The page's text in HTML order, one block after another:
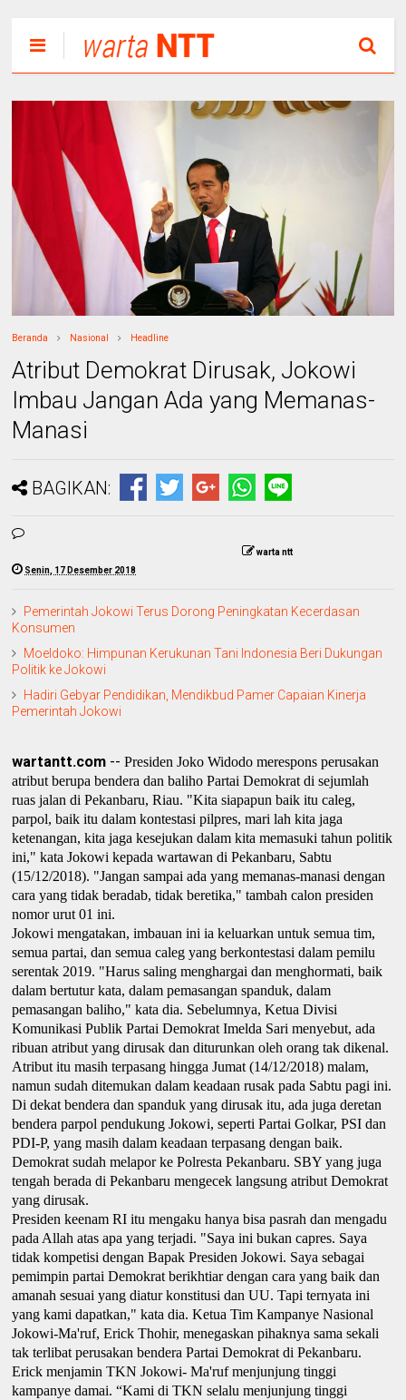
Beranda Nasional Headline
Atribut Demokrat Dirusak, Jokowi
Imbau Jangan Ada yang Memanas-
Manasi
BAGIKAN:
warta ntt
Senin, 17 Desember 2018
Pemerintah Jokowi Terus Dorong Peningkatan Kecerdasan
Konsumen
Moeldoko: Himpunan Kerukunan Tani Indonesia Beri Dukungan
Politik ke Jokowi
Hadiri Gebyar Pendidikan, Mendikbud Pamer Capaian Kinerja
Pemerintah Jokowi
wartantt.com -- Presiden Joko Widodo merespons perusakan
atribut berupa bendera dan baliho Partai Demokrat di sejumlah
ruas jalan di Pekanbaru, Riau. "Kita siapapun baik itu caleg,
parpol, baik itu dalam kontestasi pilpres, mari lah kita jaga
ketenangan, kita jaga kesejukan dalam kita memasuki tahun politik
ini," kata Jokowi kepada wartawan di Pekanbaru, Sabtu
(15/12/2018). "Jangan sampai ada yang memanas-manasi dengan
cara yang tidak beradab, tidak beretika," tambah calon presiden
nomor urut 01 ini.
Jokowi mengatakan, imbauan ini ia keluarkan untuk semua tim,
semua partai, dan semua caleg yang berkontestasi dalam pemilu
serentak 2019. "Harus saling menghargai dan menghormati, baik
dalam bertutur kata, dalam pemasangan spanduk, dalam
pemasangan baliho," kata dia. Sebelumnya, Ketua Divisi
Komunikasi Publik Partai Demokrat Imelda Sari menyebut, ada
ribuan atribut yang dirusak dan diturunkan oleh orang tak dikenal.
Atribut itu masih terpasang hingga Jumat (14/12/2018) malam,
namun sudah ditemukan dalam keadaan rusak pada Sabtu pagi ini.
Di dekat bendera dan spanduk yang dirusak itu, ada juga deretan
bendera parpol pendukung Jokowi, seperti Partai Golkar, PSI dan
PDI-P, yang masih dalam keadaan terpasang dengan baik.
Demokrat sudah melapor ke Polresta Pekanbaru. SBY yang juga
tengah berada di Pekanbaru mengecek langsung atribut Demokrat
yang dirusak.
Presiden keenam RI itu mengaku hanya bisa pasrah dan mengadu
pada Allah atas apa yang terjadi. "Saya ini bukan capres. Saya
tidak kompetisi dengan Bapak Presiden Jokowi. Saya sebagai
pemimpin partai Demokrat berikhtiar dengan cara yang baik dan
amanah sesuai yang diatur konstitusi dan UU. Tapi ternyata ini
yang kami dapatkan," kata dia. Ketua Tim Kampanye Nasional
Jokowi-Ma'ruf, Erick Thohir, menegaskan pihaknya sama sekali
tak terlibat perusakan bendera Partai Demokrat di Pekanbaru.
Erick menjamin TKN Jokowi- Ma'ruf menjunjung tinggi
kampanye damai. “Kami di TKN selalu menjunjung tinggi